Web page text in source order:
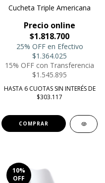
Cucheta Triple Americana
Precio online
$1.818.700
25% OFF en Efectivo
$1.364.025
15% OFF con Transferencia
$1.545.895
HASTA 6 CUOTAS SIN INTERÉS DE
$303.117
COMPRAR
10%
OFF